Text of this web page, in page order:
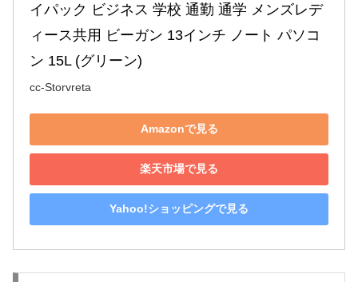
イパック ビジネス 学校 通勤 通学 メンズレデ
ィース共用 ビーガン 13インチ ノート パソコ
ン 15L (グリーン)
cc-Storvreta
Amazonで見る
楽天市場で見る
Yahoo!ショッピングで見る